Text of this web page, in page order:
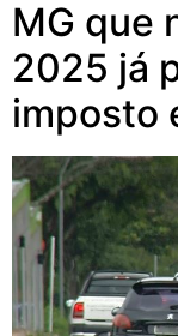
MG que
2025 já
imposto